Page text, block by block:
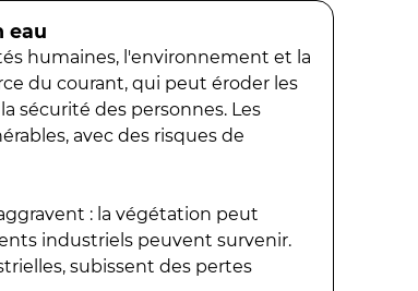
eau
humaines, l'environnement et la
du courant, qui peut éroder les
sécurité des personnes. Les
avec des risques de
: la végétation peut
industriels peuvent survenir.
subissent des pertes